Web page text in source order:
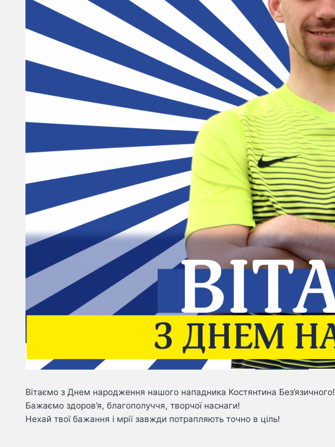
Вітаємо з Днем народження нашого нападника Костянтина Без’язичного!
Бажаємо здоров’я, благополуччя, творчої наснаги!
Нехай твої бажання і мрії завжди потрапляють точно в ціль!